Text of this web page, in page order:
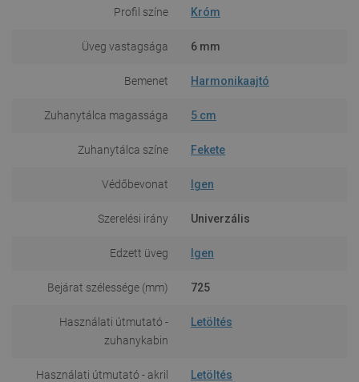
Profil színe Króm
Üveg vastagsága 6 mm
Bemenet Harmonikaajtó
Zuhanytálca magassága 5 cm
Zuhanytálca színe Fekete
Védőbevonat Igen
Szerelési irány Univerzális
Edzett üveg Igen
Bejárat szélessége (mm) 725
Használati útmutató -
zuhanykabin
Letöltés
Használati útmutató - akril
Letöltés